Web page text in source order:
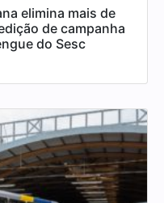
elimina mais de
de campanha
do Sesc